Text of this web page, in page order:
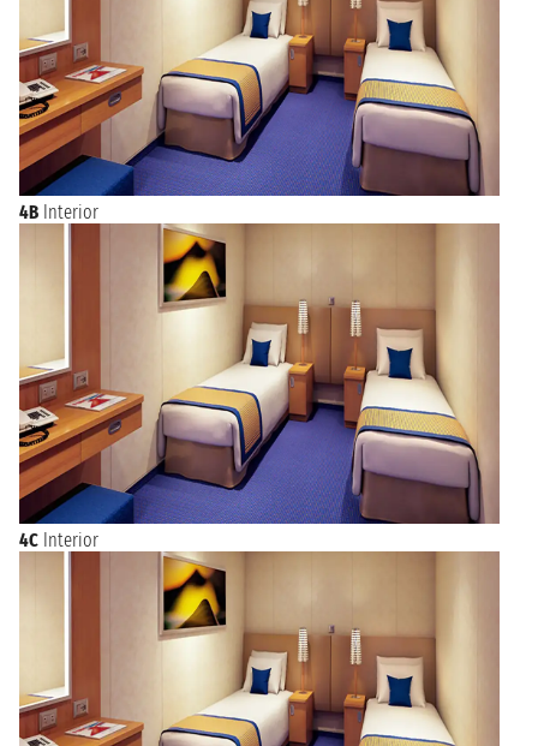
4B Interior
4C Interior